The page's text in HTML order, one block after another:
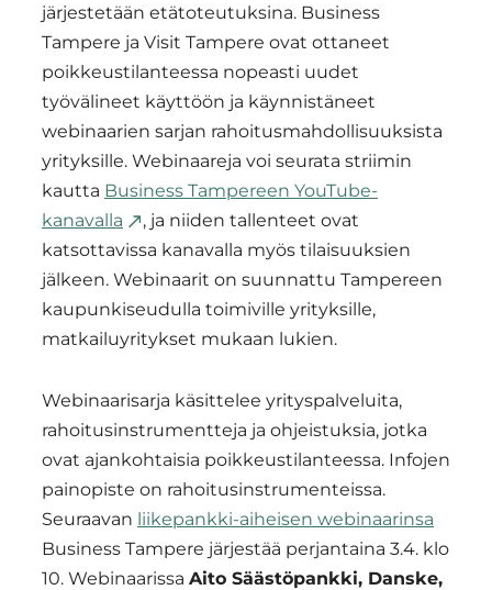
järjestetään etätoteutuksina. Business
Tampere ja Visit Tampere ovat ottaneet
poikkeustilanteessa nopeasti uudet
työvälineet käyttöön ja käynnistäneet
webinaarien sarjan rahoitusmahdollisuuksista
yrityksille. Webinaareja voi seurata striimin
kautta Business Tampereen YouTube-
kanavalla
, ja niiden tallenteet ovat
katsottavissa kanavalla myös tilaisuuksien
jälkeen. Webinaarit on suunnattu Tampereen
kaupunkiseudulla toimiville yrityksille,
matkailuyritykset mukaan lukien.
Webinaarisarja käsittelee yrityspalveluita,
rahoitusinstrumentteja ja ohjeistuksia, jotka
ovat ajankohtaisia poikkeustilanteessa. Infojen
painopiste on rahoitusinstrumenteissa.
Seuraavan liikepankki-aiheisen webinaarinsa
Business Tampere järjestää perjantaina 3.4. klo
10. Webinaarissa Aito Säästöpankki, Danske,